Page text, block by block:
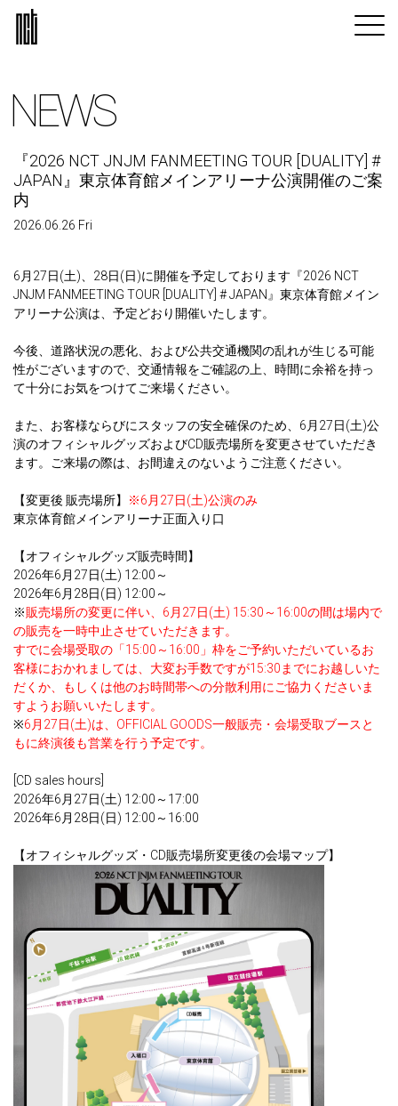
NEWS
『2026 NCT JNJM FANMEETING TOUR [DUALITY] #
JAPAN』東京体育館メインアリーナ公演開催のご案
内
2026.06.26 Fri
6月27日(土)、28日(日)に開催を予定しております『2026 NCT
JNJM FANMEETING TOUR [DUALITY] # JAPAN』東京体育館メイン
アリーナ公演は、予定どおり開催いたします。
今後、道路状況の悪化、および公共交通機関の乱れが生じる可能
性がございますので、交通情報をご確認の上、時間に余裕を持っ
て十分にお気をつけてご来場ください。
また、お客様ならびにスタッフの安全確保のため、6月27日(土)公
演のオフィシャルグッズおよびCD販売場所を変更させていただき
ます。ご来場の際は、お間違えのないようご注意ください。
【変更後 販売場所】
※6月27日(土)公演のみ
東京体育館メインアリーナ正面入り口
【オフィシャルグッズ販売時間】
2026年6月27日(土) 12:00～
2026年6月28日(日) 12:00～
※販売場所の変更に伴い、6月27日(土) 15:30～16:00の間は場内で
の販売を一時中止させていただきます。
すでに会場受取の「15:00～16:00」枠をご予約いただいているお
客様におかれましては、大変お手数ですが15:30までにお越しいた
だくか、もしくは他のお時間帯への分散利用にご協力くださいま
すようお願いいたします。
※6月27日(土)は、OFFICIAL GOODS一般販売・会場受取ブースと
もに終演後も営業を行う予定です。
[CD sales hours]
2026年6月27日(土) 12:00～17:00
2026年6月28日(日) 12:00～16:00
【オフィシャルグッズ・CD販売場所変更後の会場マップ】